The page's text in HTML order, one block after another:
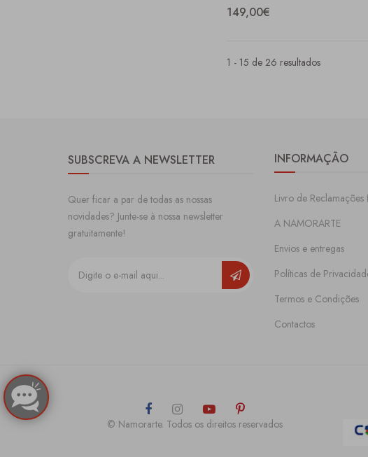
149,00€
1 - 15 de 26 resultados
SUBSCREVA A NEWSLETTER
Quer ficar a par de todas as nossas
novidades? Junte-se à nossa newsletter
gratuitamente!
INFORMAÇÃO
Livro de Reclamações
A NAMORARTE
Envios e entregas
Políticas de
Termos e Condições
Contactos
© Namorarte. Todos os direitos reservados